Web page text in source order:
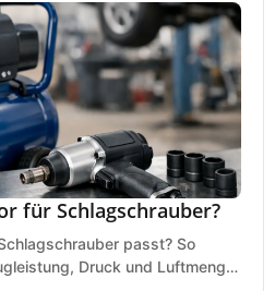
für Schlagschrauber?
passt? So
Druck und Luftmenge